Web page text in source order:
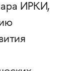
ИРКИ,